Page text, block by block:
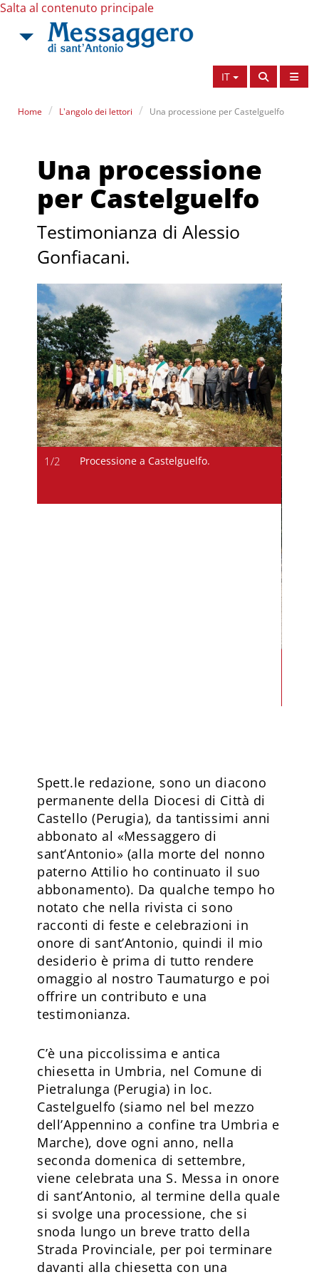
Salta al contenuto principale
IT
Home L'angolo dei lettori Una processione per Castelguelfo
Una processione
per Castelguelfo
Testimonianza di Alessio
Gonfiacani.
1/2 Processione a Castelguelfo.
Spett.le redazione, sono un diacono
permanente della Diocesi di Città di
Castello (Perugia), da tantissimi anni
abbonato al «Messaggero di
sant’Antonio» (alla morte del nonno
paterno Attilio ho continuato il suo
abbonamento). Da qualche tempo ho
notato che nella rivista ci sono
racconti di feste e celebrazioni in
onore di sant’Antonio, quindi il mio
desiderio è prima di tutto rendere
omaggio al nostro Taumaturgo e poi
offrire un contributo e una
testimonianza.
C’è una piccolissima e antica
chiesetta in Umbria, nel Comune di
Pietralunga (Perugia) in loc.
Castelguelfo (siamo nel bel mezzo
dell’Appennino a confine tra Umbria e
Marche), dove ogni anno, nella
seconda domenica di settembre,
viene celebrata una S. Messa in onore
di sant’Antonio, al termine della quale
si svolge una processione, che si
snoda lungo un breve tratto della
Strada Provinciale, per poi terminare
davanti alla chiesetta con una